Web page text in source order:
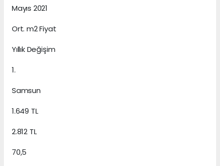
Mayıs 2021
Ort. m2 Fiyat
Yıllık Değişim
1.
Samsun
1.649 TL
2.812 TL
70,5